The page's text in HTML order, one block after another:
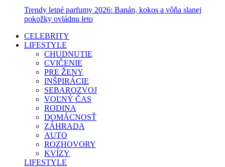
Trendy letné parfumy 2026: Banán, kokos a vôňa slanej
pokožky ovládnu leto
CELEBRITY
LIFESTYLE
CHUDNUTIE
CVIČENIE
PRE ŽENY
INŠPIRÁCIE
SEBAROZVOJ
VOĽNÝ ČAS
RODINA
DOMÁCNOSŤ
ZÁHRADA
AUTO
ROZHOVORY
KVÍZY
LIFESTYLE